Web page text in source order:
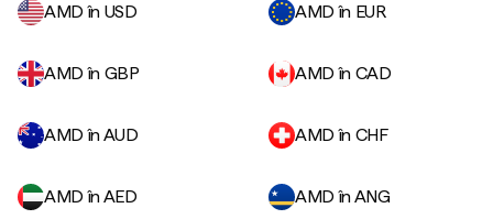
AMD în USD
AMD în EUR
AMD în GBP AMD în CAD
AMD în AUD AMD în CHF
AMD în AED
AMD în ANG